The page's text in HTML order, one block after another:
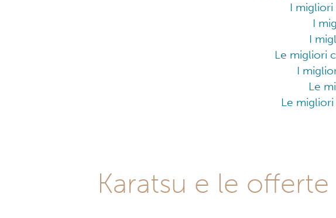
I migliori
I
I
Le migliori
I
Le
Le
Karatsu e le